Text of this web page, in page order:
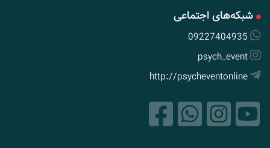
شبکه‌های اجتماعی
09227404935
psych_event
http://psycheventonline